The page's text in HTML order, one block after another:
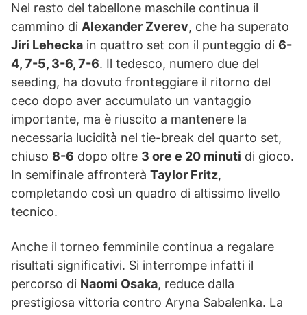
Nel resto del tabellone maschile continua il
cammino di Alexander Zverev, che ha superato
Jiri Lehecka in quattro set con il punteggio di 6-
4, 7-5, 3-6, 7-6. Il tedesco, numero due del
seeding, ha dovuto fronteggiare il ritorno del
ceco dopo aver accumulato un vantaggio
importante, ma è riuscito a mantenere la
necessaria lucidità nel tie-break del quarto set,
chiuso 8-6 dopo oltre 3 ore e 20 minuti di gioco.
In semifinale affronterà Taylor Fritz,
completando così un quadro di altissimo livello
tecnico.
Anche il torneo femminile continua a regalare
risultati significativi. Si interrompe infatti il
percorso di Naomi Osaka, reduce dalla
prestigiosa vittoria contro Aryna Sabalenka. La